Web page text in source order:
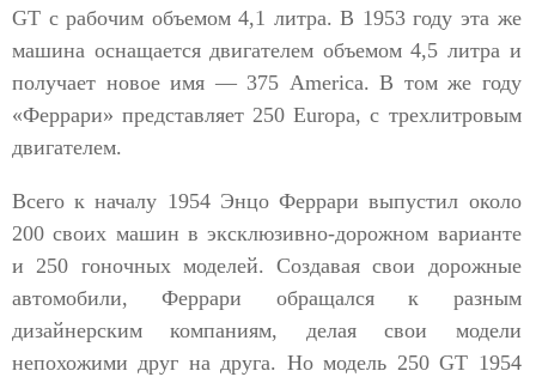
GT с рабочим объемом 4,1 литра. В 1953 году эта же
машина оснащается двигателем объемом 4,5 литра и
получает новое имя — 375 America. В том же году
«Феррари» представляет 250 Europa, с трехлитровым
двигателем.
Всего к началу 1954 Энцо Феррари выпустил около
200 своих машин в эксклюзивно-дорожном варианте
и 250 гоночных моделей. Создавая свои дорожные
автомобили, Феррари обращался к разным
дизайнерским компаниям, делая свои модели
непохожими друг на друга. Но модель 250 GT 1954